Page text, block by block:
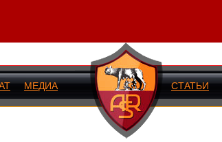
МЕДИА СТАТЬИ